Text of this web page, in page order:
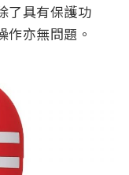
了具有保護功
作亦無問題。